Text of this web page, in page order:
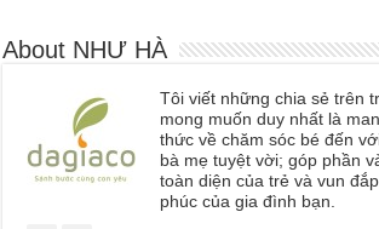
About NHƯ HÀ
Tôi viết những chia sẻ trên
mong muốn duy nhất là
thức về chăm sóc bé đến
bà mẹ tuyệt vời; góp phần
toàn diện của trẻ và vun
phúc của gia đình bạn.